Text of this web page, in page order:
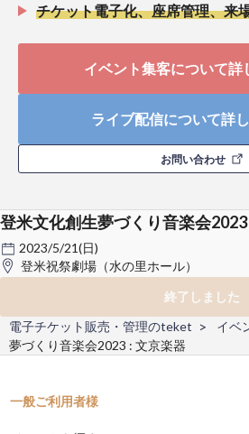
チケット電子化、座席管理、来
イベント集客について詳
ライブ配信について詳
お問い合わせ
登米文化創生夢づくり音楽会2023
2023/5/21(日)
登米祝祭劇場（水の里ホール）
終了しました
電子チケット販売・管理のteket
イベ
夢づくり音楽会2023 : 文京楽器
一般ご利用者様